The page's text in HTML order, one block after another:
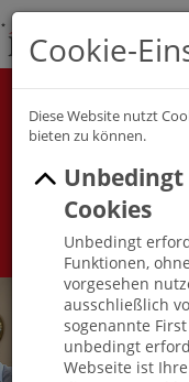
Jobchannel
Pflege
Umkreis
Cookie-
Diese Website nutzt
bieten zu können.
Cookies
Unbedingt
Funktionen,
vorgesehen
ausschließlich
sogenannte
unbedingt
Webseite ist